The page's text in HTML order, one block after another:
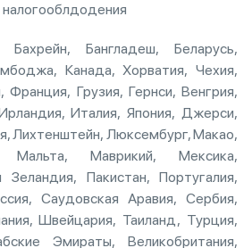
Бангладеш, Беларусь,
Канада, Хорватия, Чехия,
Франция, Грузия, Гернси, Венгрия,
Италия, Япония, Джерси,
Лихтенштейн, Люксембург, Макао,
Мальта, Маврикий, Мексика,
Пакистан, Португалия,
Саудовская Аравия, Сербия,
Швейцария, Таиланд, Турция,
Эмираты, Великобритания,